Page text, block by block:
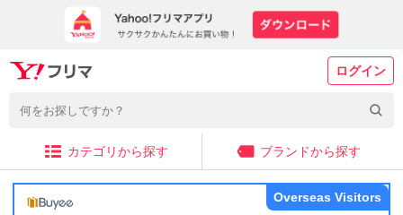
ログイン
カテゴリから探す ブランドから探す
Overseas Visitors